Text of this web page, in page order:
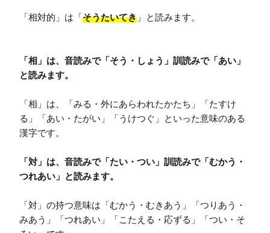
「相対的」は「そうたいてき 」と読みます。
「相」は、音読みで「そう・しょう」訓読みで「あい」
と読みます。
「相」は、「みる・外にあらわれたかたち」「たすけ
る」「あい・たがい」「うけつぐ」といった意味のある
漢字です。
「対」は、音読みで「たい・つい」訓読みで「むかう・
つれあい」と読みます。
「対」の持つ意味は「むかう・むきあう」「つりあう・
みあう」「つれあい」「こたえる・応ずる」「つい・そ